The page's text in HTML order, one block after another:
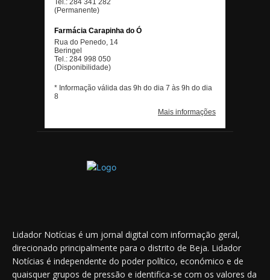
Lidador Notícias é um jornal digital com informação geral,
direcionado principalmente para o distrito de Beja. Lidador
Notícias é independente do poder político, económico e de
quaisquer grupos de pressão e identifica-se com os valores da